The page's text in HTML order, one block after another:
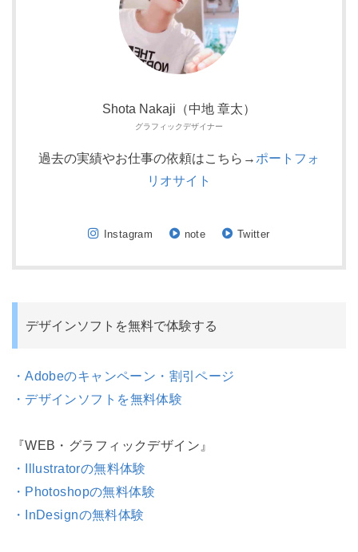
Shota Nakaji（中地 章太）
グラフィックデザイナー
過去の実績やお仕事の依頼はこちら→ ポートフォ
リオサイト
Instagram note Twitter
デザインソフトを無料で体験する
・Adobeのキャンペーン・割引ページ
・デザインソフトを無料体験
『WEB・グラフィックデザイン』
・Illustratorの無料体験
・Photoshopの無料体験
・InDesignの無料体験